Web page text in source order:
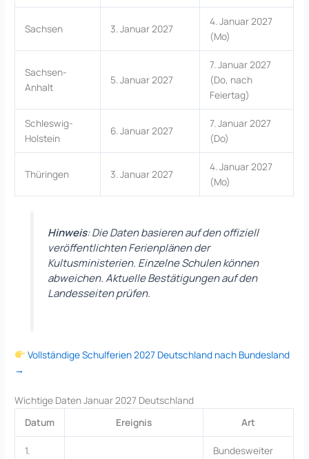
Sachsen 3. Januar 2027
4. Januar 2027
(Mo)
Sachsen-
Anhalt
5. Januar 2027
7. Januar 2027
(Do, nach
Feiertag)
Schleswig-
Holstein
6. Januar 2027
7. Januar 2027
(Do)
Thüringen 3. Januar 2027
4. Januar 2027
(Mo)
Hinweis: Die Daten basieren auf den offiziell
veröffentlichten Ferienplänen der
Kultusministerien. Einzelne Schulen können
abweichen. Aktuelle Bestätigungen auf den
Landesseiten prüfen.
Vollständige Schulferien 2027 Deutschland nach Bundesland
→
Wichtige Daten Januar 2027 Deutschland
Datum
Ereignis Art
1.
Bundesweiter